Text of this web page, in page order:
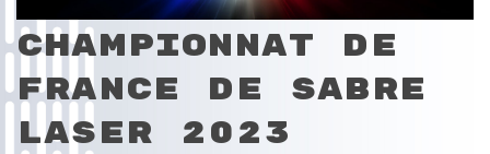
Championnat de
France de Sabre
Laser 2023